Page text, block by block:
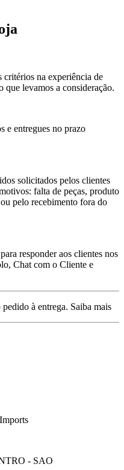
critérios na experiência de
que levamos a consideração.
e entregues no prazo
solicitados pelos clientes
falta de peças, produto
pelo recebimento fora do
responder aos clientes nos
Chat com o Cliente e
à entrega. Saiba mais
- SAO